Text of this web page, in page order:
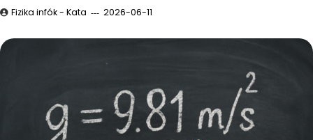
Fizika infók - Kata 2026-06-11